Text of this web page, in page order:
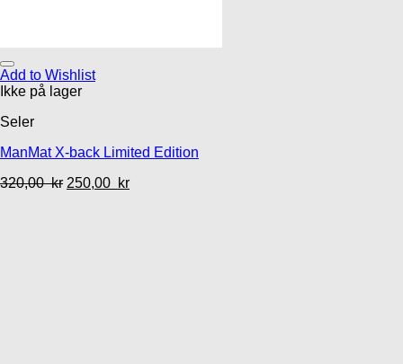
Add to Wishlist
Ikke på lager
Seler
ManMat X-back Limited Edition
320,00kr 250,00 kr